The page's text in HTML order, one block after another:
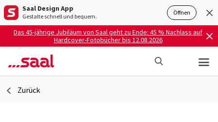
Saal Design App
Gestalte schnell und bequem. Öffnen
Das 45-jährige Jubiläum von Saal geht zu Ende: 45 % Nachlass auf
Hardcover-Fotobücher bis 12.08.2026
Zurück